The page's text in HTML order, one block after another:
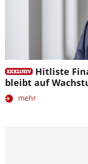
Hitliste
bleibt auf
mehr